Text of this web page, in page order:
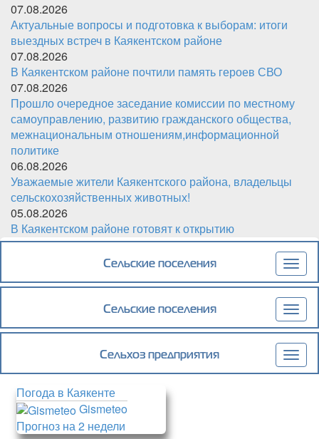
07.08.2026
Актуальные вопросы и подготовка к выборам: итоги
выездных встреч в Каякентском районе
07.08.2026
В Каякентском районе почтили память героев СВО
07.08.2026
Прошло очередное заседание комиссии по местному
самоуправлению, развитию гражданского общества,
межнациональным отношениям,информационной
политике
06.08.2026
Уважаемые жители Каякентского района, владельцы
сельскохозяйственных животных!
05.08.2026
В Каякентском районе готовят к открытию
обновленный детский сад «Чебурашка»
Сельские поселения
Сельские поселения
Сельхоз предприятия
Погода в Каякенте
Gismeteo
Прогноз на 2 недели